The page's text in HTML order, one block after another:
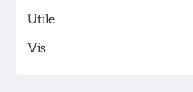
Utile
Vis